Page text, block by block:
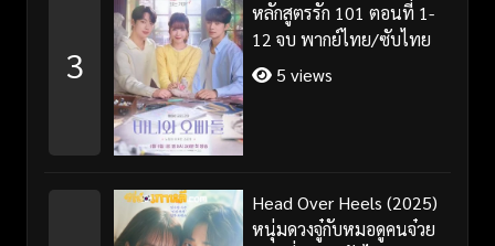
3
หลักสูตรรัก 101 ตอนที่ 1-
12 จบ พากย์ไทย/ซับไทย
5 views
Head Over Heels (2025)
หนุ่มดวงจู๋กับหมอดูคนจ๋วย